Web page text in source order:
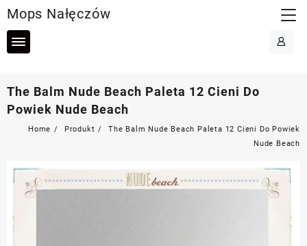
to
content
Mops Nałęczów
The Balm Nude Beach Paleta 12 Cieni Do
Powiek Nude Beach
Home Produkt
The Balm Nude Beach Paleta 12 Cieni Do Powiek
Nude Beach